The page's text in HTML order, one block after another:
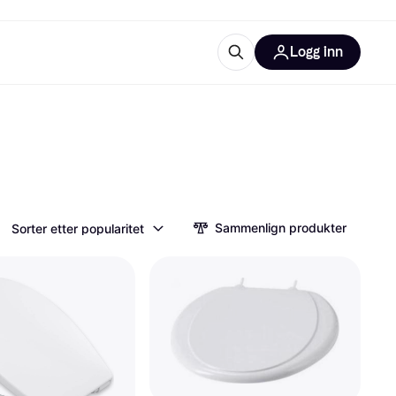
Logg inn
Sorter etter popularitet Sammenlign produkter